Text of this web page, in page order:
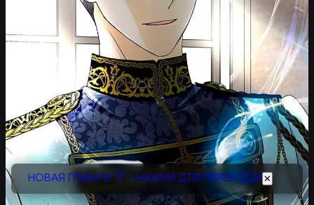
НОВАЯ ГЛАВА В ТГ - НАЖМИ ДЛЯ ПЕРЕХОДА! ✕